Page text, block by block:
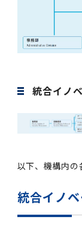
統合イノ
以下、機構内の
統合イノ